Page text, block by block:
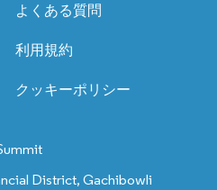
よくある質問
利用規約
クッキーポリシー
District, Gachibowli